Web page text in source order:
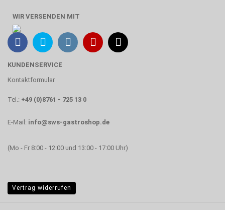
WIR VERSENDEN MIT
KUNDENSERVICE
Kontaktformular
Tel.: +49 (0)8761 - 725 13 0
E-Mail: info@sws-gastroshop.de
(Mo - Fr 8:00 - 12:00 und 13:00 - 17:00 Uhr)
Vertrag widerrufen